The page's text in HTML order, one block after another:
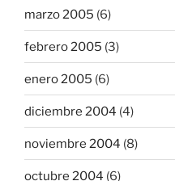
marzo 2005 (6)
febrero 2005 (3)
enero 2005 (6)
diciembre 2004 (4)
noviembre 2004 (8)
octubre 2004 (6)